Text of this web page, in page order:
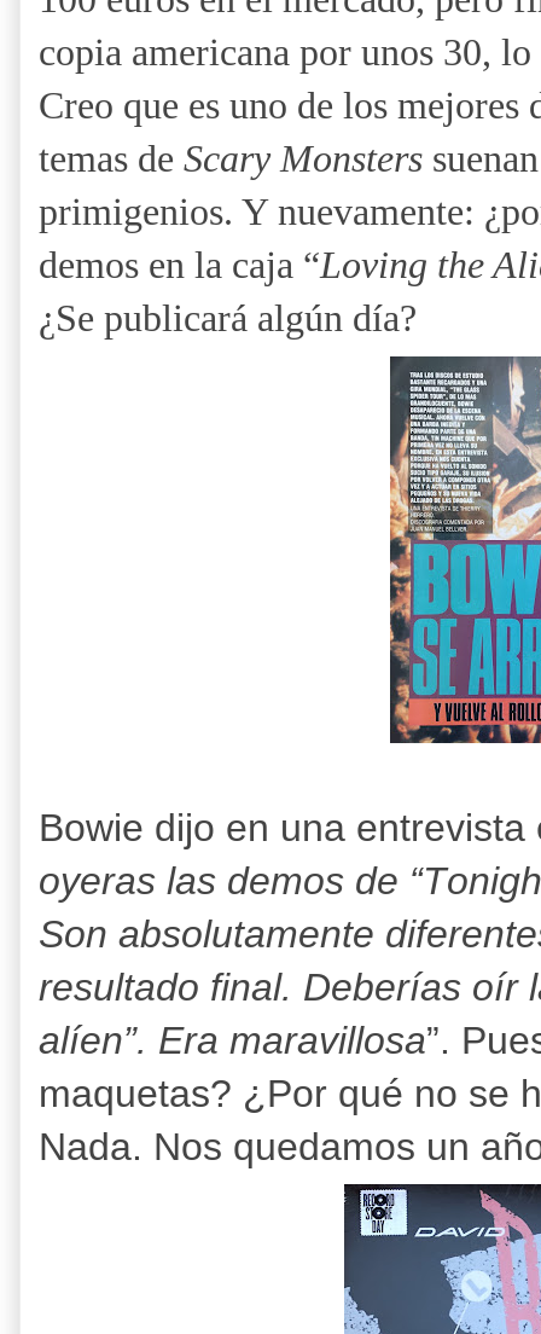
copia americana por unos 30,
Creo que es uno de los
temas de Scary Monsters
primigenios. Y nuevamente:
demos en la caja “Loving the
¿Se publicará algún día?
Bowie dijo en una entrevista
oyeras las demos de
Son absolutamente
resultado final. Deberías oír
alíen”. Era maravillosa”.
maquetas? ¿Por qué no se
Nada. Nos quedamos un